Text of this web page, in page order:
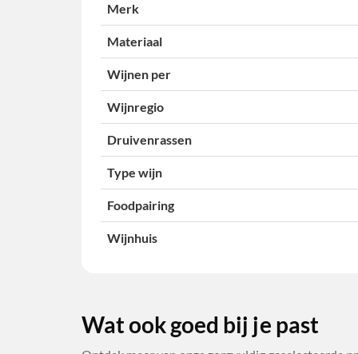
Merk
Materiaal
Wijnen per
Wijnregio
Druivenrassen
Type wijn
Foodpairing
Wijnhuis
Wat ook goed bij je past